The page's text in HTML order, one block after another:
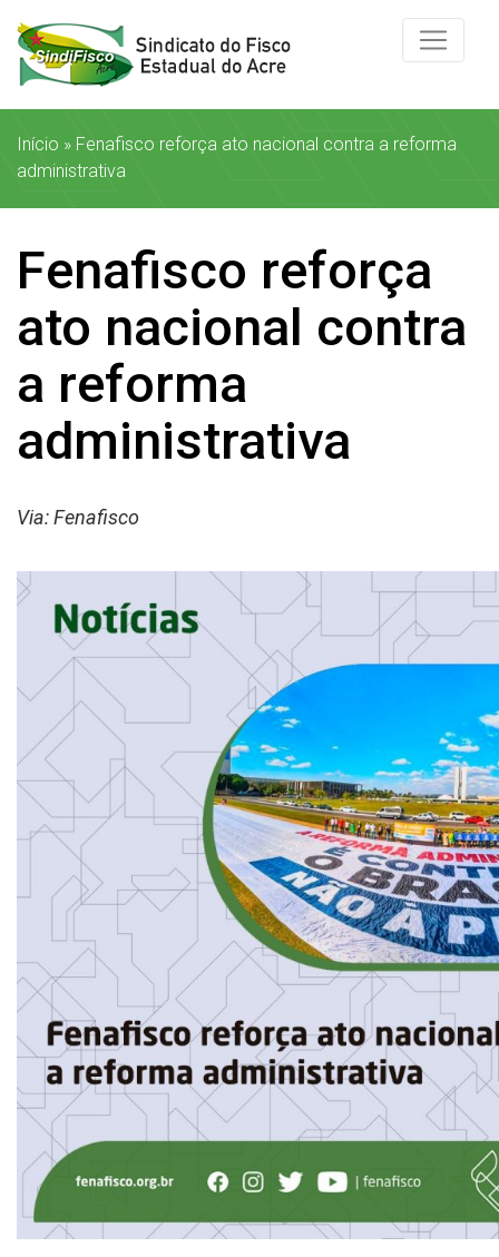
Início » Fenafisco reforça ato nacional contra a reforma
administrativa
Fenafisco reforça
ato nacional contra
a reforma
administrativa
Via: Fenafisco